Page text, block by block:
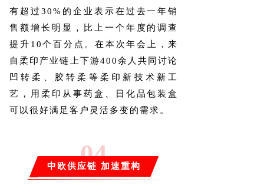
有超过30%的企业表示在过去一年销
售额增长明显，比上一个年度的调查
提升10个百分点。在本次年会上，来
自柔印产业链上下游400余人共同讨论
凹转柔、胶转柔等柔印新技术新工
艺，用柔印从事药盒、日化品包装盒
可以很好满足客户灵活多变的需求。
04
中欧供应链 加速重构